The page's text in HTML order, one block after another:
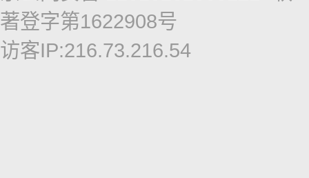
著登字第1622908号
访客IP:216.73.216.54